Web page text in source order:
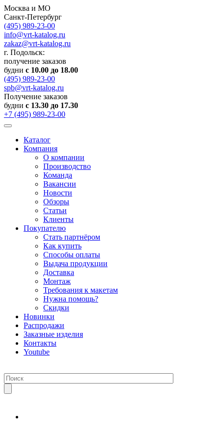
Москва и МО
Санкт-Петербург
(495) 989-23-00
info@vrt-katalog.ru
zakaz@vrt-katalog.ru
г. Подольск:
получение заказов
будни с 10.00 до 18.00
(495) 989-23-00
spb@vrt-katalog.ru
Получение заказов
будни с 13.30 до 17.30
+7 (495) 989-23-00
Каталог
Компания
О компании
Производство
Команда
Вакансии
Новости
Обзоры
Статьи
Клиенты
Покупателю
Стать партнёром
Как купить
Способы оплаты
Выдача продукции
Доставка
Монтаж
Требования к макетам
Нужна помощь?
Скидки
Новинки
Распродажи
Заказные изделия
Контакты
Youtube